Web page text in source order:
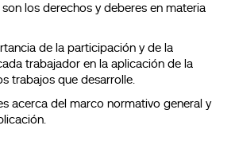
los derechos y deberes en materia
de la participación y de la
trabajador en la aplicación de la
trabajos que desarrolle.
acerca del marco normativo general y